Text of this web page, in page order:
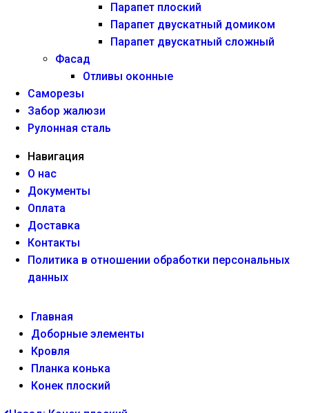
Парапет плоский
Парапет двускатный домиком
Парапет двускатный сложный
Фасад
Отливы оконные
Саморезы
Забор жалюзи
Рулонная сталь
Навигация
О нас
Документы
Оплата
Доставка
Контакты
Политика в отношении обработки персональных
данных
Главная
Доборные элементы
Кровля
Планка конька
Конек плоский